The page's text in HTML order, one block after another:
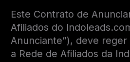
Este Contrato de
Afiliados do
Anunciante”), deve
a Rede de Afiliados da